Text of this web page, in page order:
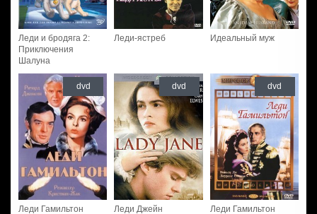
Леди и бродяга 2:
Приключения
Шалуна
Леди-ястреб Идеальный муж
Леди Гамильтон
dvd
Леди Джейн
dvd
Леди Гамильтон
dvd